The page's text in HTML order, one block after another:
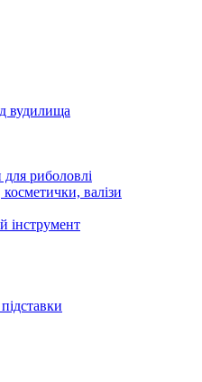
вудилища
риболовлі
валізи
інструмент